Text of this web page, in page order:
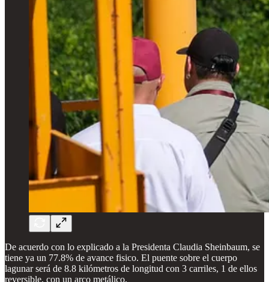
De acuerdo con lo explicado a la Presidenta Claudia Sheinbaum, se
tiene ya un 77.8% de avance fisico. El puente sobre el cuerpo
lagunar será de 8.8 kilómetros de longitud con 3 carriles, 1 de ellos
reversible, con un arco metálico.